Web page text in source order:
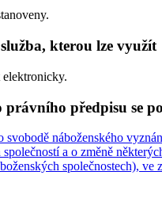
kterou lze využít
elektronicky.
právního předpisu se
svobodě náboženského
a o změně
společnostech), ve